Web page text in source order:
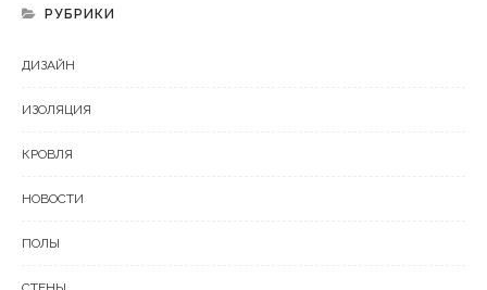
РУБРИКИ
ДИЗАЙН
ИЗОЛЯЦИЯ
КРОВЛЯ
НОВОСТИ
ПОЛЫ